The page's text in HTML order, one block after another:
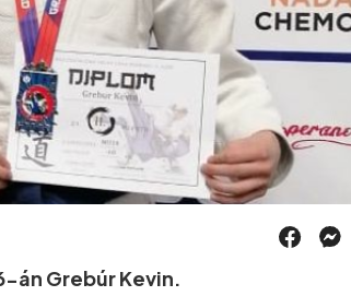
án Grebúr Kevin.